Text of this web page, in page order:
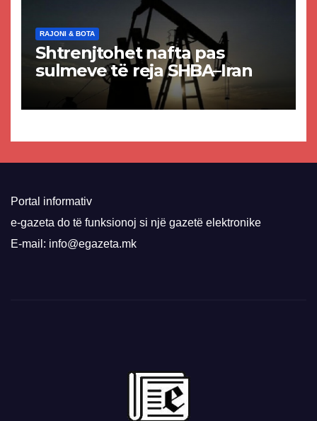
RAJONI & BOTA
Shtrenjtohet nafta pas
sulmeve të reja SHBA–Iran
Portal informativ
e-gazeta do të funksionoj si një gazetë elektronike
E-mail: info@egazeta.mk